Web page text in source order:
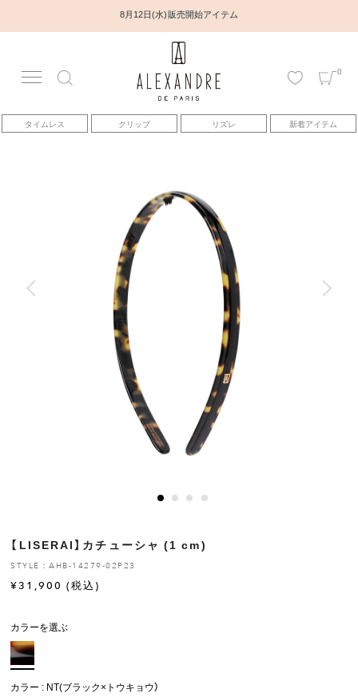
8月12日(水) 販売開始アイテム
0
タイムレス クリップ リズレ 新着アイテム
アカウント
アイテム
トピックス
ヘアアレンジ動画
クラフトマンシップ
お修理について
【LISERAI】カチューシャ (1 cm)
STYLE：AHB-14279-02P23
¥31,900 (税込)
カラーを選ぶ
カラー : NT(ブラック×トウキョウ）